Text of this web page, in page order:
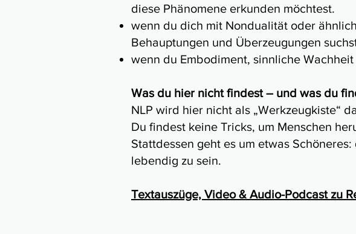
diese Phänomene erkunden möchtest.
wenn du dich mit Nondualität oder
Behauptungen und Überzeugungen
wenn du Embodiment, sinnliche
Was du hier nicht findest – und was du
NLP wird hier nicht als „Werkzeugkiste“
Du findest keine Tricks, um Menschen
Stattdessen geht es um etwas
lebendig zu sein.​
Textauszüge, Video & Audio-Podcast zu